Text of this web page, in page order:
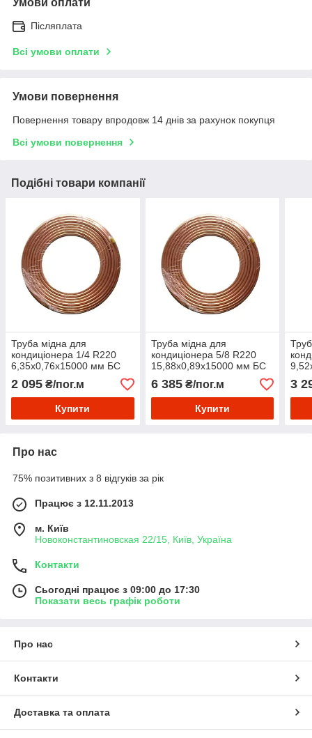
Післяплата
Всі умови оплати
Умови повернення
Повернення товару впродовж 14 днів за рахунок покупця
Всі умови повернення
Подібні товари компанії
Труба мідна для
кондиціонера 1/4 R220
6,35x0,76х15000 мм БС
Cu-DHP
2 095 ₴/пог.м
Купити
Труба мідна для
кондиціонера 5/8 R220
15,88x0,89х15000 мм БС
Cu-DHP
6 385₴/пог.м
Купити
Cu-
3
Про нас
75% позитивних з 8 відгуків за рік
Працює з 12.11.2013
м. Київ
Новоконстантиновская 22/15, Київ, Україна
Контакти
Сьогодні працює з 09:00 до 17:30
Показати весь графік роботи
Про нас
Контакти
Доставка та оплата